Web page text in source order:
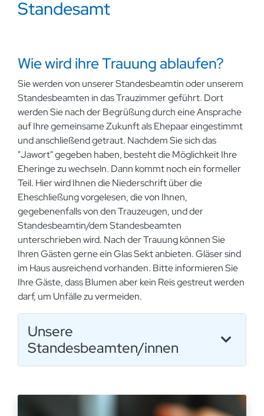
Standesamt
Wie wird ihre Trauung ablaufen?
Sie werden von unserer Standesbeamtin oder unserem
Standesbeamten in das Trauzimmer geführt. Dort
werden Sie nach der Begrüßung durch eine Ansprache
auf Ihre gemeinsame Zukunft als Ehepaar eingestimmt
und anschließend getraut. Nachdem Sie sich das
"Jawort" gegeben haben, besteht die Möglichkeit Ihre
Eheringe zu wechseln. Dann kommt noch ein formeller
Teil. Hier wird Ihnen die Niederschrift über die
Eheschließung vorgelesen, die von Ihnen,
gegebenenfalls von den Trauzeugen, und der
Standesbeamtin/dem Standesbeamten
unterschrieben wird. Nach der Trauung können Sie
Ihren Gästen gerne ein Glas Sekt anbieten. Gläser sind
im Haus ausreichend vorhanden. Bitte informieren Sie
Ihre Gäste, dass Blumen aber kein Reis gestreut werden
darf, um Unfälle zu vermeiden.
Unsere
Standesbeamten/innen